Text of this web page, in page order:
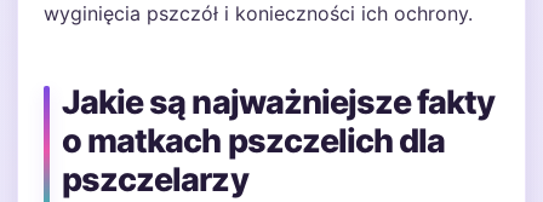
wyginięcia pszczół i konieczności ich ochrony.
Jakie są najważniejsze fakty
o matkach pszczelich dla
pszczelarzy